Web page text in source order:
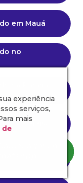
em Mauá
no
na Parada
no Paraíso
no Piqueri
experiência
serviços,
mais
de